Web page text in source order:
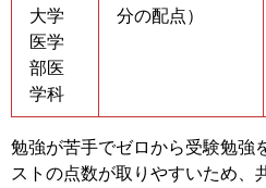
大学
医学
部医
学科
分の配点）
勉強が苦手でゼロから受験勉強
ストの点数が取りやすいため、